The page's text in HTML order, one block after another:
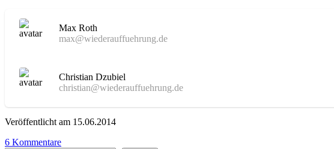
Max Roth
max@wiederauffuehrung.de
Christian Dzubiel
christian@wiederauffuehrung.de
Veröffentlicht am 15.06.2014
6 Kommentarezu